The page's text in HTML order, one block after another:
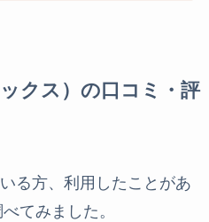
クス）の口コミ・評
る方、利用したことがあ
てみました。